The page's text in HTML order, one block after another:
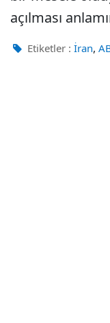
açılması
Etiketler : İran,